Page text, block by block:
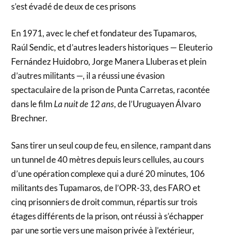
s’est évadé de deux de ces prisons
En 1971, avec le chef et fondateur des Tupamaros,
Raúl Sendic, et d’autres leaders historiques — Eleuterio
Fernández Huidobro, Jorge Manera Lluberas et plein
d’autres militants —, il a réussi une évasion
spectaculaire de la prison de Punta Carretas, racontée
dans le filmLa nuit de 12 ans, de l’Uruguayen Álvaro
Brechner.
Sans tirer un seul coup de feu, en silence, rampant dans
un tunnel de 40 mètres depuis leurs cellules, au cours
d’une opération complexe qui a duré 20 minutes, 106
militants des Tupamaros, de l’OPR-33, des FARO et
cinq prisonniers de droit commun, répartis sur trois
étages différents de la prison, ont réussi à s’échapper
par une sortie vers une maison privée à l’extérieur,